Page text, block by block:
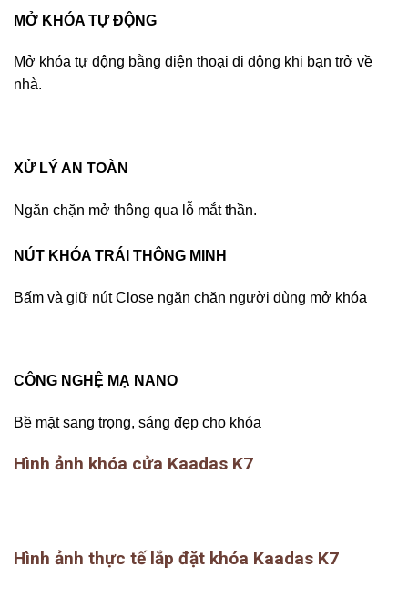
MỞ KHÓA TỰ ĐỘNG
Mở khóa tự động bằng điện thoại di động khi bạn trở về
nhà.
XỬ LÝ AN TOÀN
Ngăn chặn mở thông qua lỗ mắt thần.
NÚT KHÓA TRÁI THÔNG MINH
Bấm và giữ nút Close ngăn chặn người dùng mở khóa
CÔNG NGHỆ MẠ NANO
Bề mặt sang trọng, sáng đẹp cho khóa
Hình ảnh khóa cửa Kaadas K7
Hình ảnh thực tế lắp đặt khóa Kaadas K7